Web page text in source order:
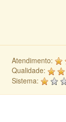
Atendimento:
Qualidade:
Sistema: